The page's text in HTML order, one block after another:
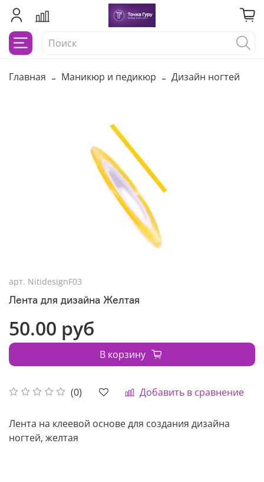
Главная Маникюр и педикюр Дизайн ногтей
арт. NitidesignF03
Лента для дизайна Желтая
(0) Добавить в сравнение
50.00 руб
В корзину
Лента на клеевой основе для создания дизайна
ногтей, желтая